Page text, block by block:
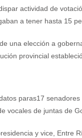
actividad de
a tener hasta 15
una elección a
provincial
paras17
vocales de juntas de
y vice, Entre